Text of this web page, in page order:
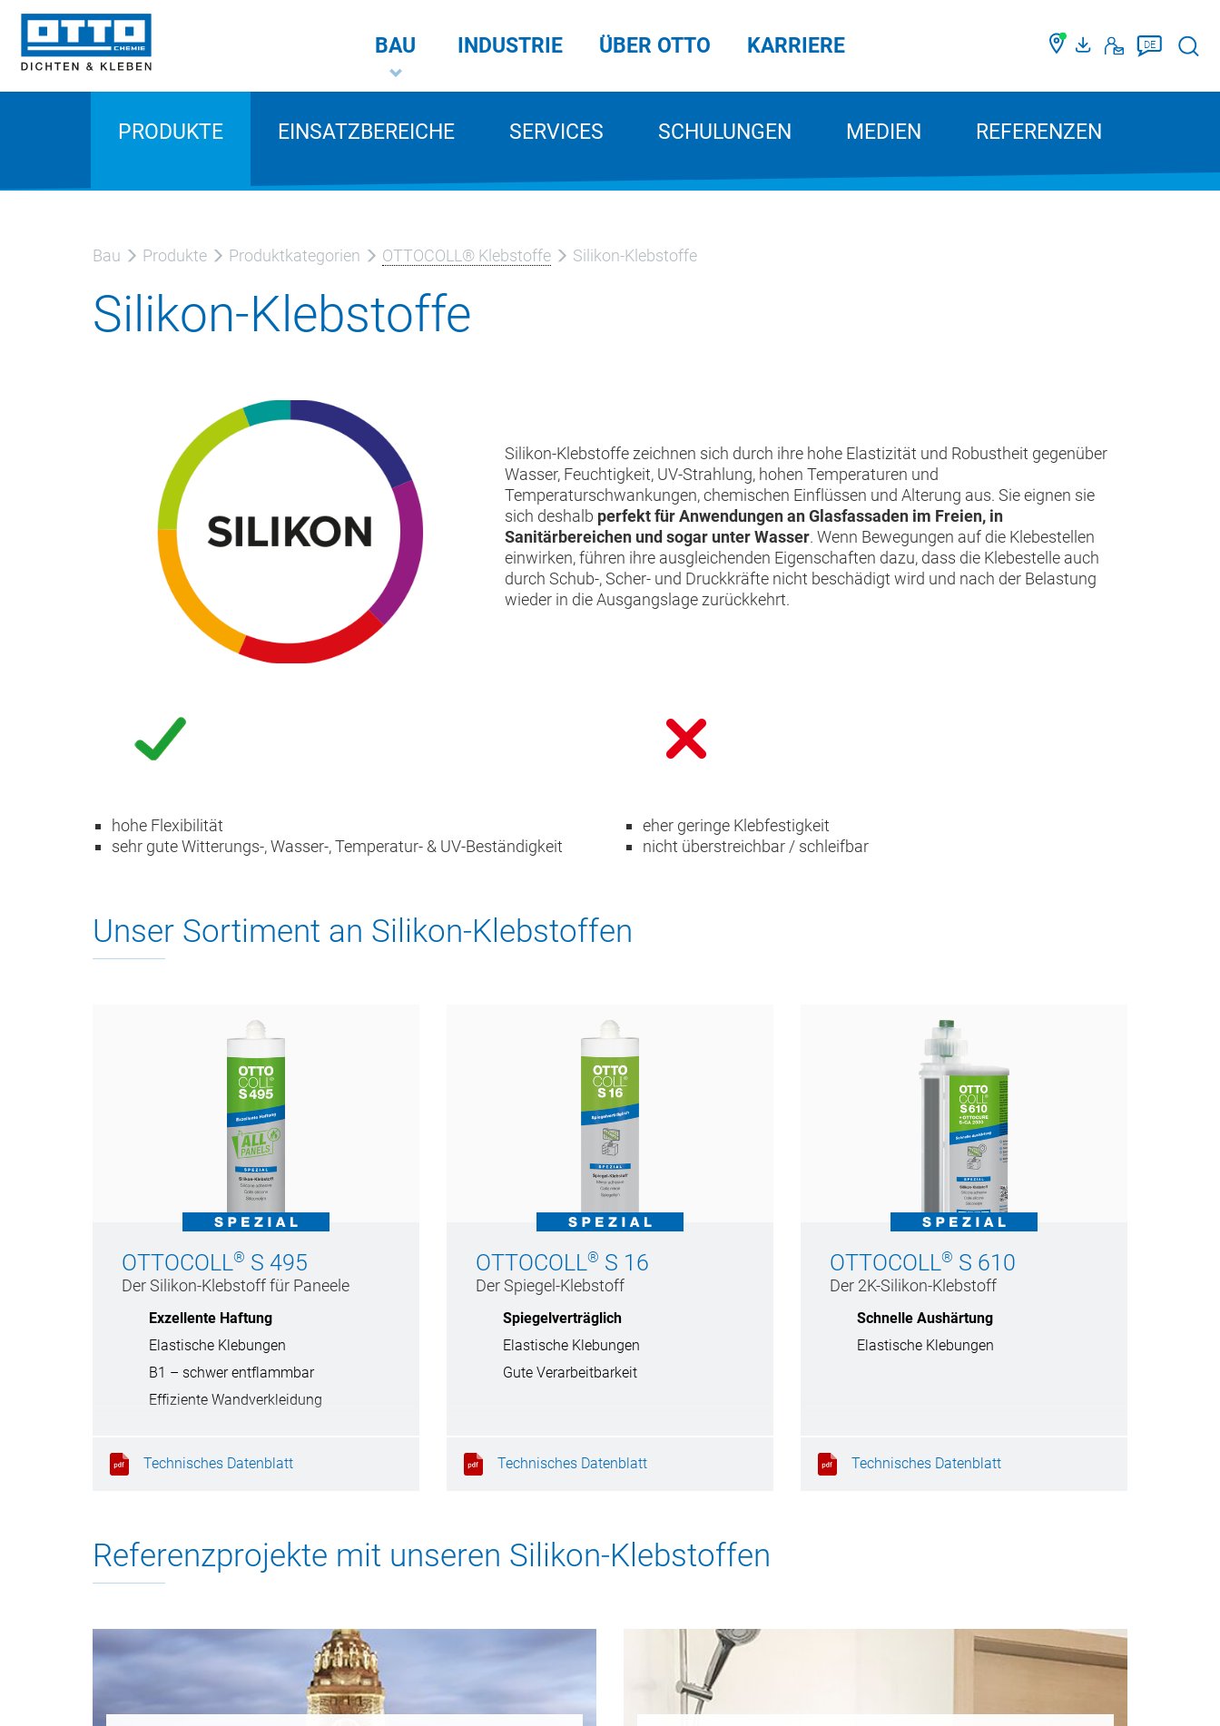
DE
BAU
PRODUKTE EINSATZBEREICHE SERVICES SCHULUNGEN MEDIEN REFERENZEN
INDUSTRIE ÜBER OTTO KARRIERE
Bau Produkte Produktkategorien OTTOCOLL® Klebstoffe Silikon-Klebstoffe
Silikon-Klebstoffe
Silikon-Klebstoffe zeichnen sich durch ihre hohe Elastizität und Robustheit gegenüber
Wasser, Feuchtigkeit, UV-Strahlung, hohen Temperaturen und
Temperaturschwankungen, chemischen Einflüssen und Alterung aus. Sie eignen sie
sich deshalb perfekt für Anwendungen an Glasfassaden im Freien, in
Sanitärbereichen und sogar unter Wasser. Wenn Bewegungen auf die Klebestellen
einwirken, führen ihre ausgleichenden Eigenschaften dazu, dass die Klebestelle auch
durch Schub-, Scher- und Druckkräfte nicht beschädigt wird und nach der Belastung
wieder in die Ausgangslage zurückkehrt.
hohe Flexibilität
sehr gute Witterungs-, Wasser-, Temperatur- & UV-Beständigkeit
eher geringe Klebfestigkeit
nicht überstreichbar / schleifbar
Unser Sortiment an Silikon-Klebstoffen
OTTOCOLL® S 495
Der Silikon-Klebstoff für Paneele
Exzellente Haftung
Elastische Klebungen
B1 – schwer entflammbar
Effiziente Wandverkleidung
Technisches Datenblatt
OTTOCOLL® S 16
Der Spiegel-Klebstoff
Spiegelverträglich
Elastische Klebungen
Gute Verarbeitbarkeit
Technisches Datenblatt
OTTOCOLL® S 610
Der 2K-Silikon-Klebstoff
Schnelle Aushärtung
Elastische Klebungen
Technisches Datenblatt
Referenzprojekte mit unseren Silikon-Klebstoffen